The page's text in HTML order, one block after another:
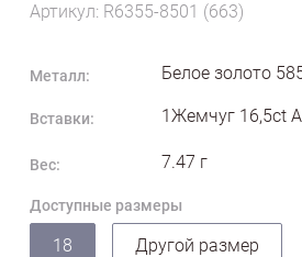
Артикул: R6355-8501 (663)
Металл: Белое золото
Вставки: 1Жемчуг 16,5ct
Вес: 7.47 г
Доступные размеры
18 Другой размер